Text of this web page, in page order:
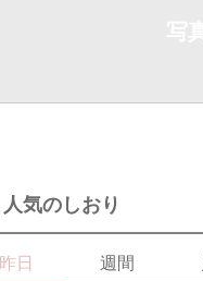
人気のしおり
昨日 週間